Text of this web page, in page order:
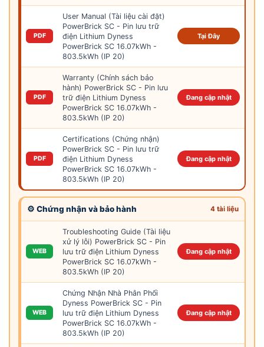
PDF
User Manual (Tài liệu cài đặt)
PowerBrick SC - Pin lưu trữ
điện Lithium Dyness
PowerBrick SC 16.07kWh -
803.5kWh (IP 20)
Tại Đây
PDF
Warranty (Chính sách bảo
hành) PowerBrick SC - Pin lưu
trữ điện Lithium Dyness
PowerBrick SC 16.07kWh -
803.5kWh (IP 20)
Đang cập nhật
PDF
Certifications (Chứng nhận)
PowerBrick SC - Pin lưu trữ
điện Lithium Dyness
PowerBrick SC 16.07kWh -
803.5kWh (IP 20)
Đang cập nhật
⚙ Chứng nhận và bảo hành 4 tài liệu
WEB
Troubleshooting Guide (Tài liệu
xử lý lỗi) PowerBrick SC - Pin
lưu trữ điện Lithium Dyness
PowerBrick SC 16.07kWh -
803.5kWh (IP 20)
Đang cập nhật
WEB
Chứng Nhận Nhà Phân Phối
Dyness PowerBrick SC - Pin
lưu trữ điện Lithium Dyness
PowerBrick SC 16.07kWh -
803.5kWh (IP 20)
Đang cập nhật